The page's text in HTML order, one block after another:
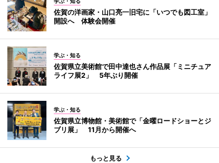
佐賀の洋画家・山口亮一旧宅に「いつでも図工室」
開設へ 体験会開催
学ぶ・知る
佐賀県立美術館で田中達也さん作品展「ミニチュア
ライフ展2」 5年ぶり開催
学ぶ・知る
佐賀県立博物館・美術館で「金曜ロードショーとジ
ブリ展」 11月から開催へ
もっと見る